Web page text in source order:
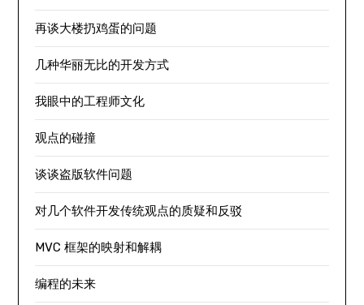
再谈大楼扔鸡蛋的问题
几种华丽无比的开发方式
我眼中的工程师文化
观点的碰撞
谈谈盗版软件问题
对几个软件开发传统观点的质疑和反驳
MVC 框架的映射和解耦
编程的未来